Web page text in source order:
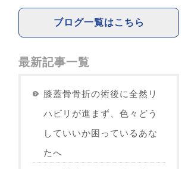
ブログ一覧はこちら
最新記事一覧
膝蓋骨骨折の術後に全然リ
ハビリが進まず、色々どう
していいか困っているあな
たへ